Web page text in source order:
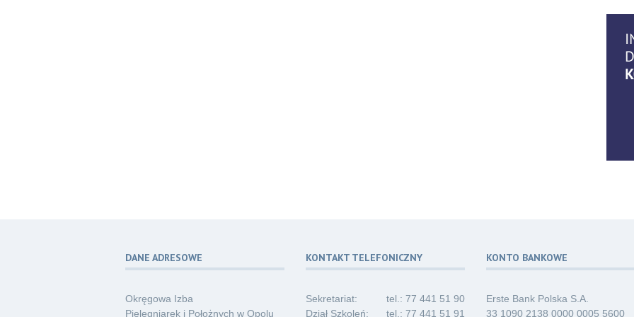
06
DANE ADRESOWE
Okręgowa Izba
Pielęgniarek i Położnych w Opolu
KONTAKT TELEFONICZNY
Sekretariat:
tel.: 77 441 51 90
Dział Szkoleń:
tel.: 77 441 51 91
KONTO BANKOWE
Erste Bank Polska S.A.
33 1090 2138 0000 0005 5600